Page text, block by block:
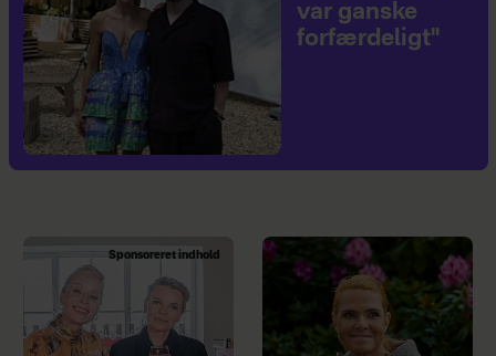
var ganske
forfærdeligt"
Sponsoreret indhold